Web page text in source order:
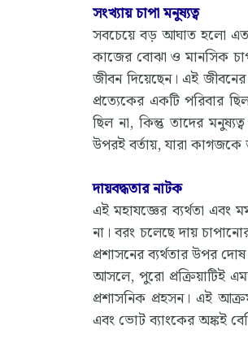
সংখ্যায় চাপা মনুষ্যত্ব
সবচেয়ে বড় আঘাত হলো এত
কাজের বোঝা ও মানসিক
জীবন দিয়েছেন। এই জীবনের
প্রত্যেকের একটি পরিবার
ছিল না, কিন্তু তাদের
উপরই বর্তায়, যারা
দায়বদ্ধতার নাটক
এই মহাযজ্ঞের ব্যর্থতা এবং
না। বরং চলেছে দায়
প্রশাসনের ব্যর্থতার উপর
আসলে, পুরো প্রক্রিয়াটিই
প্রশাসনিক প্রহসন। এই
এবং ভোট ব্যাংকের অঙ্কই